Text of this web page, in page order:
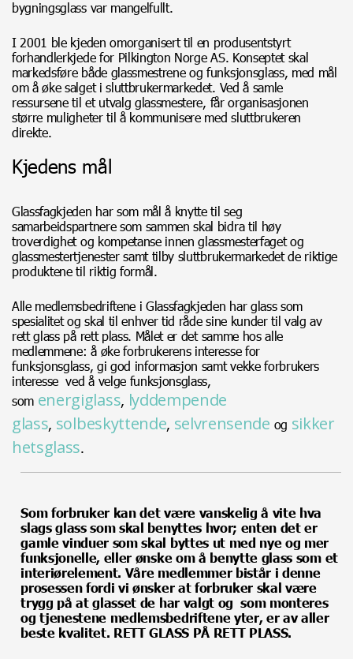
bygningsglass var mangelfullt.
I 2001 ble kjeden omorganisert til en produsentstyrt
forhandlerkjede for Pilkington Norge AS. Konseptet skal
markedsføre både glassmestrene og funksjonsglass, med mål
om å øke salget i sluttbrukermarkedet. Ved å samle
ressursene til et utvalg glassmestere, får organisasjonen
større muligheter til å kommunisere med sluttbrukeren
direkte.
Kjedens mål
Glassfagkjeden har som mål å knytte til seg
samarbeidspartnere som sammen skal bidra til høy
troverdighet og kompetanse innen glassmesterfaget og
glassmestertjenester samt tilby sluttbrukermarkedet de riktige
produktene til riktig formål.
Alle medlemsbedriftene i Glassfagkjeden har glass som
spesialitet og skal til enhver tid råde sine kunder til valg av
rett glass på rett plass. Målet er det samme hos alle
medlemmene: å øke forbrukerens interesse for
funksjonsglass, gi god informasjon samt vekke forbrukers
interesse ved å velge funksjonsglass,
som energiglass, lyddempende
glass, solbeskyttende, selvrensende og sikker
hetsglass.
Som forbruker kan det være vanskelig å vite hva
slags glass som skal benyttes hvor; enten det er
gamle vinduer som skal byttes ut med nye og mer
funksjonelle, eller ønske om å benytte glass som et
interiørelement. Våre medlemmer bistår i denne
prosessen fordi vi ønsker at forbruker skal være
trygg på at glasset de har valgt og som monteres
og tjenestene medlemsbedriftene yter, er av aller
beste kvalitet. RETT GLASS PÅ RETT PLASS.